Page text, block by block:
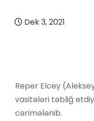
Dek 3, 2021
Reper Elcey
vasitələri təbliğ
cərimələnib.